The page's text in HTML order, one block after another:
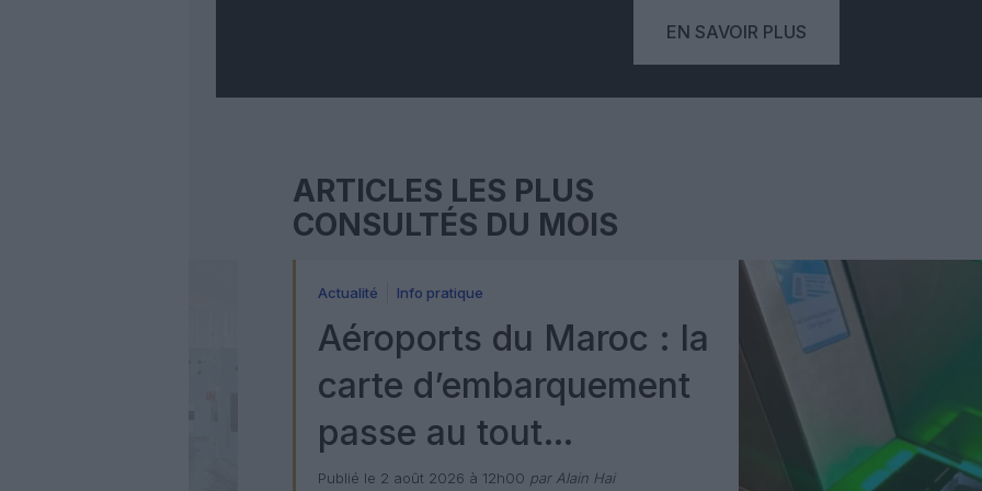
EN SAVOIR PLUS
ARTICLES LES PLUS
CONSULTÉS DU MOIS
Actualité Info pratique
Aéroports du Maroc : la
carte d’embarquement
passe au tout
numérique avec Pax
Publié le 2 août 2026 à 12h00 par Alain Hai